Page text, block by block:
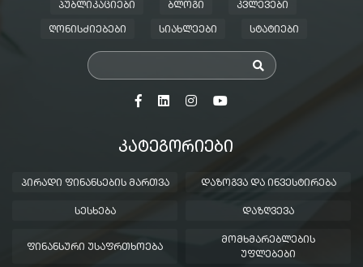
ᲞᲣᲑᲚᲘᲙᲐᲪᲘᲔᲑᲘ ᲑᲚᲝᲒᲘ ᲙᲕᲚᲔᲕᲔᲑᲘ
ᲦᲝᲜᲘᲡᲫᲘᲔᲑᲔᲑᲘ ᲡᲘᲐᲮᲚᲔᲔᲑᲘ ᲡᲢᲐᲢᲘᲔᲑᲘ
ᲙᲐᲢᲔᲒᲝᲠᲘᲔᲑᲘ
ᲞᲘᲠᲐᲓᲘ ᲤᲘᲜᲐᲜᲡᲔᲑᲘᲡ ᲛᲐᲠᲗᲕᲐ ᲓᲐᲖᲝᲒᲕᲐ ᲓᲐ ᲘᲜᲕᲔᲡᲢᲘᲠᲔᲑᲐ
ᲡᲔᲡᲮᲔᲑᲐ ᲓᲐᲖᲦᲕᲔᲕᲐ
ᲤᲘᲜᲐᲜᲡᲣᲠᲘ ᲣᲡᲐᲤᲠᲗᲮᲝᲔᲑᲐ
ᲛᲝᲛᲮᲛᲐᲠᲔᲑᲚᲔᲑᲘᲡ
ᲣᲤᲚᲔᲑᲔᲑᲘ